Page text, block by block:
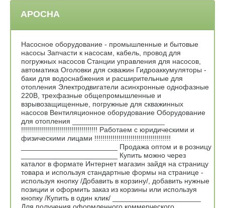
АРОСНА
Насосное оборудование - промышленные и бытовые
насосы Запчасти к насосам, кабель, провод для
погружных насосов Станции управления для насосов,
автоматика Оголовки для скважин Гидроаккумуляторы -
баки для водоснабжения и расширительные для
отопления Электродвигатели асинхронные однофазные
220В, трехфазные общепромышленные и
взрывозащищенные, погружные для скважинных
насосов Вентиляционное оборудование Оборудование
для отопления _______________________
!!!!!!!!!!!!!!!!!!!!!!!!!!!!!!!!!!!!!! Работаем с юридическими и
физическими лицами !!!!!!!!!!!!!!!!!!!!!!!!!!!!!!!!!!!!!!
________________________ Продажа оптом и в розницу
________________________ Купить можно через
каталог в формате Интернет магазин зайдя на страницу
товара и используя стандартные формы на странице -
используя кнопку /Добавить в корзину/, добавить нужные
позиции и оформить заказ из корзины или используя
кнопку /Купить в один клик/ ______________________